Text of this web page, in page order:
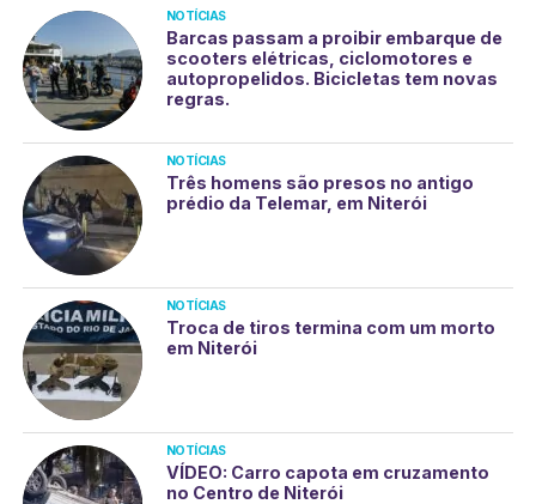
NOTÍCIAS
Barcas passam a proibir embarque de
scooters elétricas, ciclomotores e
autopropelidos. Bicicletas tem novas
regras.
NOTÍCIAS
Três homens são presos no antigo
prédio da Telemar, em Niterói
NOTÍCIAS
Troca de tiros termina com um morto
em Niterói
NOTÍCIAS
VÍDEO: Carro capota em cruzamento
no Centro de Niterói